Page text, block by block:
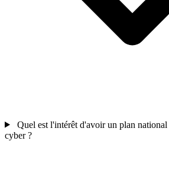
Quel est l'intérêt d'avoir un plan
cyber ?